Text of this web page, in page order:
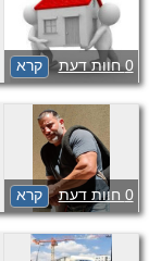
0 חוות דעת קרא
0 חוות דעת קרא